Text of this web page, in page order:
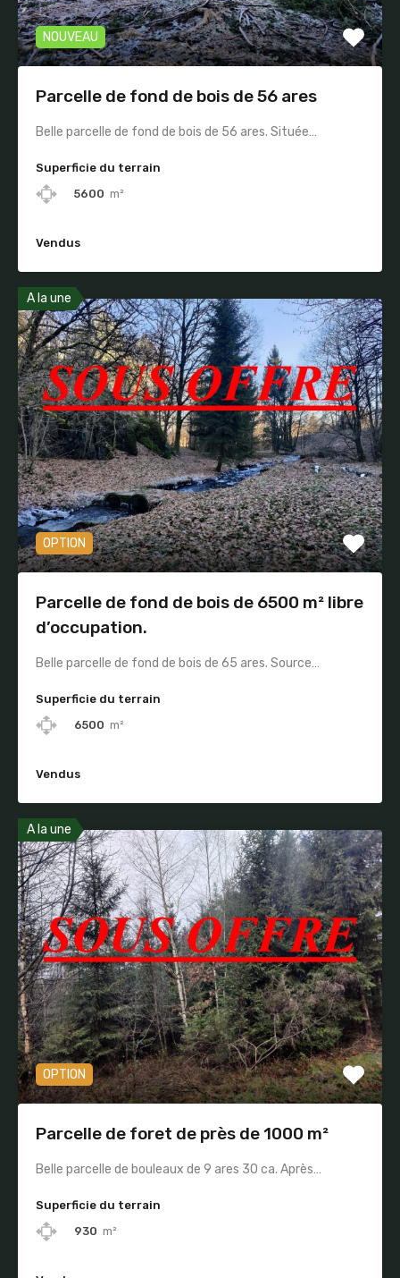
NOUVEAU
Parcelle de fond de bois de 56 ares
Belle parcelle de fond de bois de 56 ares. Située…
Superficie du terrain
5600 m²
Vendus
A la une
OPTION
Parcelle de fond de bois de 6500 m² libre
d’occupation.
Belle parcelle de fond de bois de 65 ares. Source…
Superficie du terrain
6500 m²
Vendus
A la une
OPTION
Parcelle de foret de près de 1000 m²
Belle parcelle de bouleaux de 9 ares 30 ca. Après…
Superficie du terrain
930 m²